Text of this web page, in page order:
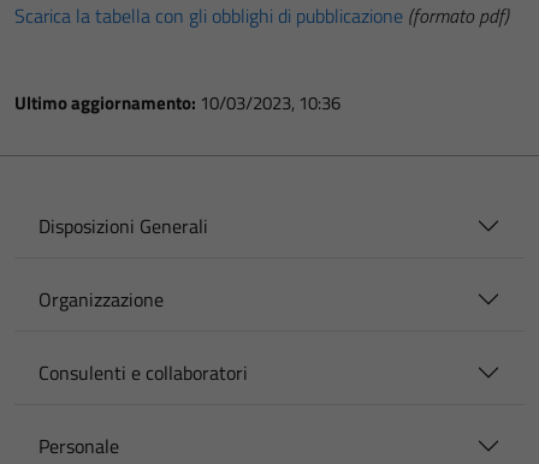
Scarica la tabella con gli obblighi di pubblicazione (formato pdf)
Ultimo aggiornamento: 10/03/2023, 10:36
Disposizioni Generali
Organizzazione
Consulenti e collaboratori
Personale